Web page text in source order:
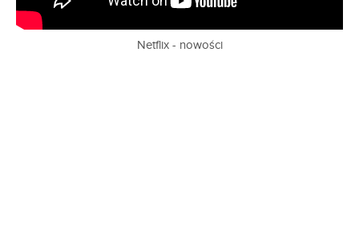
Netflix - nowości